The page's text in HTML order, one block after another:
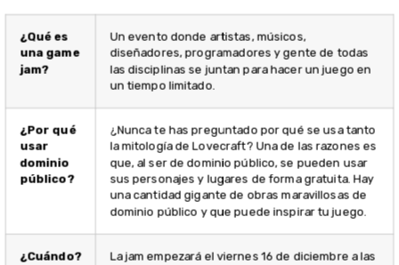
de diciembre a las 23:59h. La jornada previa no
es obligatoria, pero tendremos varias charlas
que seguramente os ayudarán a inspiraros. Para
asistir asegúrate de estar en nuestro
¿Dónde?
Sede física (viernes 16 a domingo 18 de
diciembre de 2022): ENTI-UB,Carrer de Baldiri
Reixac, 7 – 08028, Barcelona.
Exposición (viernes 11 y sábado 12 de marzo de
2023): sede de GameBCN, la incubadora de
30 – 38, Barcelona)